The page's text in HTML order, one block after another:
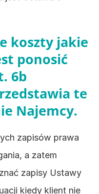
koszty jakie
ponosić
6b
te
Najemcy.
zapisów prawa
a zatem
zapisy Ustawy
kiedy klient nie